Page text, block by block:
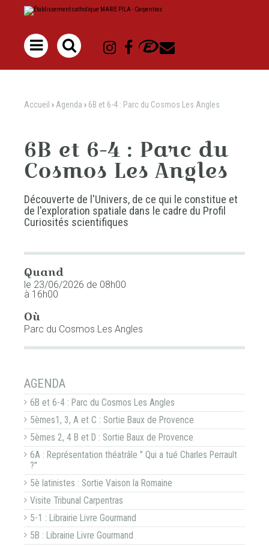
au
contenu.
la
navigation
personnels

Accueil › Agenda › 6B et 6-4 : Parc du Cosmos Les Angles
6B et 6-4 : Parc du
Cosmos Les Angles
Découverte de l'Univers, de ce qui le constitue et
de l'exploration spatiale dans le cadre du Profil
Curiosités scientifiques
Quand
le 23/06/2026 de 08h00
à 16h00
Où
Parc du Cosmos Les Angles
NAVIGATION
AGENDA
6B et 6-4 : Parc du Cosmos Les Angles
5èmes1, 3, A et C : Sortie Baux de Provence
5èmes 2, 4 B et D : Sortie Baux de Provence
6A : Représentation théatrâle " Qui a tué Charles Perrault
?"
5è latinistes : Sortie Vaison la Romaine
Visite Tribunal Carpentras
5-1 : Librairie Livre Gourmand
5B : Librairie Livre Gourmand